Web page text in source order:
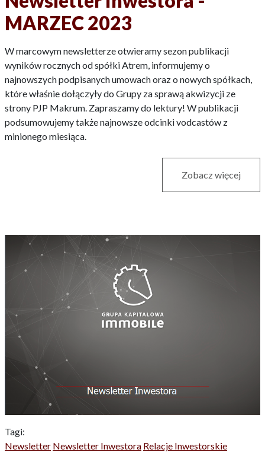
MARZEC 2023
W marcowym newsletterze otwieramy sezon publikacji
wyników rocznych od spółki Atrem, informujemy o
najnowszych podpisanych umowach oraz o nowych spółkach,
które właśnie dołączyły do Grupy za sprawą akwizycji ze
strony PJP Makrum. Zapraszamy do lektury! W publikacji
podsumowujemy także najnowsze odcinki vodcastów z
minionego miesiąca.
Zobacz więcej
Tagi:
Newsletter Newsletter Inwestora Relacje Inwestorskie